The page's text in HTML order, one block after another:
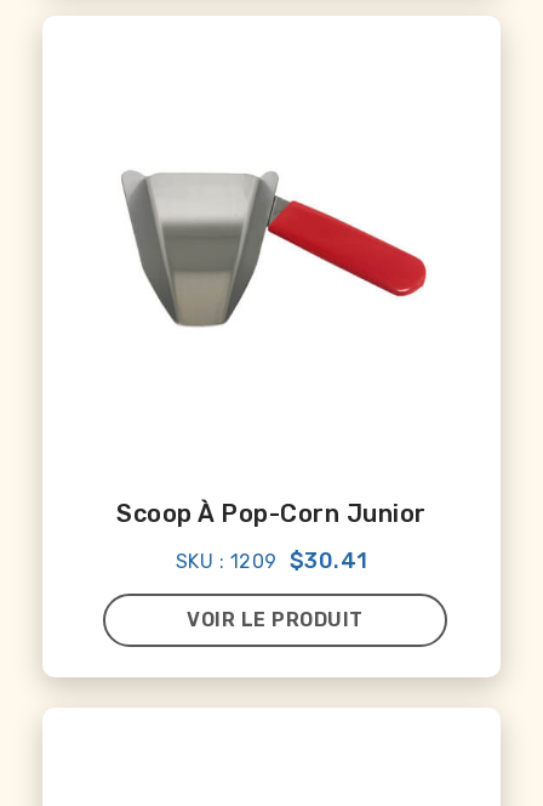
Scoop À Pop-Corn Junior
SKU : 1209 $30.41
VOIR LE PRODUIT